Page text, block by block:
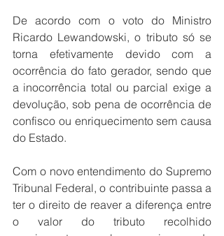
De acordo com o voto do Ministro
Ricardo Lewandowski, o tributo só se
torna efetivamente devido com a
ocorrência do fato gerador, sendo que
a inocorrência total ou parcial exige a
devolução, sob pena de ocorrência de
confisco ou enriquecimento sem causa
do Estado.
Com o novo entendimento do Supremo
Tribunal Federal, o contribuinte passa a
ter o direito de reaver a diferença entre
o valor do tributo recolhido